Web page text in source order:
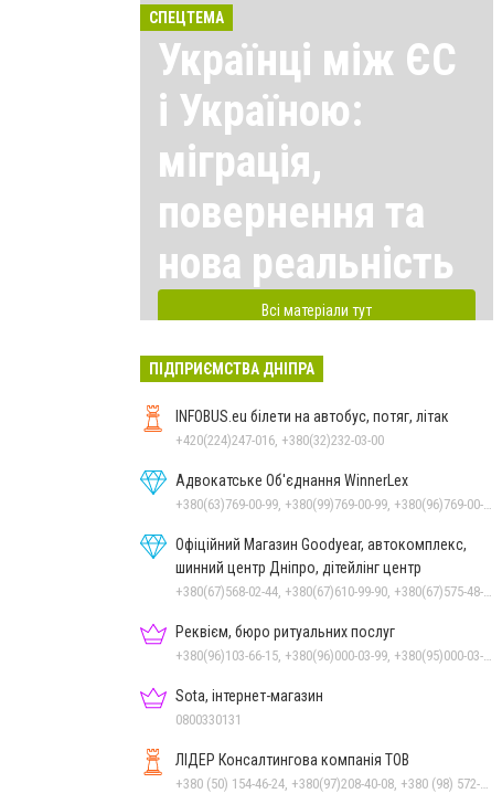
СПЕЦТЕМА
Українці між ЄС
і Україною:
міграція,
повернення та
нова реальність
Всі матеріали тут
ПІДПРИЄМСТВА ДНІПРА
INFOBUS.eu білети на автобус, потяг, літак
+420(224)247-016, +380(32)232-03-00
Адвокатське Об'єднання WinnerLex
Офіційний Магазин Goodyear, автокомплекс,
шинний центр Дніпро, дітейлінг центр
Реквієм, бюро ритуальних послуг
Sota, інтернет-магазин
0800330131
ЛІДЕР Консалтингова компанія ТОВ